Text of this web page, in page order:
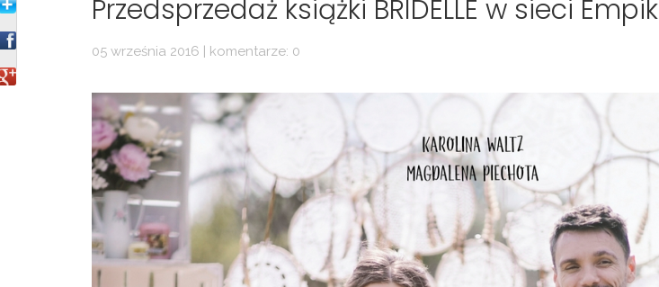
Przedsprzedaż książki BRIDELLE w sieci Empik
05 września 2016 | komentarze: 0